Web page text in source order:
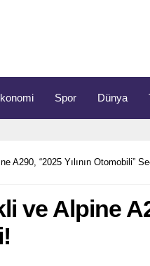
Spor Dünya
A290, “2025 Yılının Otomobili”
ve Alpine